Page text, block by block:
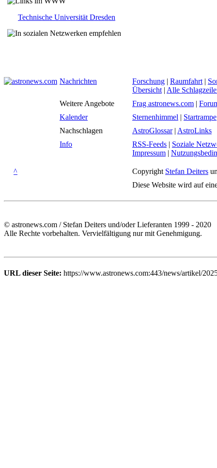
Technische Universität Dresden
Nachrichten Forschung | Raumfahrt |
Übersicht | Alle
Weitere Angebote
Frag astronews.com |
Kalender
Sternenhimmel | Startrampe
Nachschlagen
AstroGlossar| AstroLinks
Info
RSS-Feeds | Soziale
Impressum |
^ Copyright Stefan Deiters
Diese Website wird auf
© astronews.com / Stefan Deiters und/oder Lieferanten 1999 - 2020
Alle Rechte vorbehalten. Vervielfältigung nur mit Genehmigung.
URL dieser Seite: https://www.astronews.com:443/news/artikel/